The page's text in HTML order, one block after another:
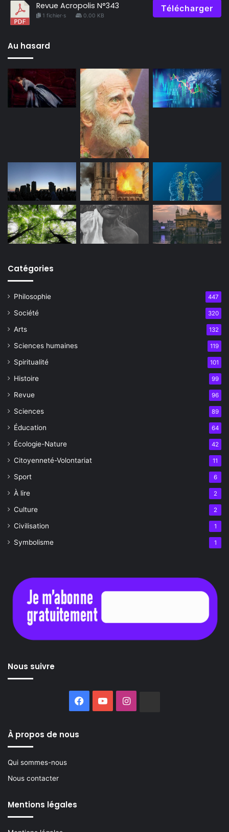
Revue Acropolis N°343
1 fichier·s 0.00 KB
Télécharger
Au hasard
Catégories
Philosophie 447
Société 320
Arts 132
Sciences humaines 119
Spiritualité 101
Histoire 99
Revue 96
Sciences 89
Éducation 64
Écologie-Nature 42
Citoyenneté-Volontariat 11
Sport 6
À lire 2
Culture 2
Civilisation 1
Symbolisme 1
Nous suivre
Facebook
YouTubeInstagram
À propos de nous
Qui sommes-nous
Nous contacter
Mentions légales